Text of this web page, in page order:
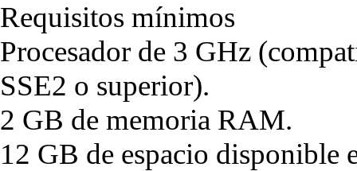
Requisitos mínimos
Procesador de 3 GHz
SSE2 o superior).
2 GB de memoria RAM.
12 GB de espacio disponible